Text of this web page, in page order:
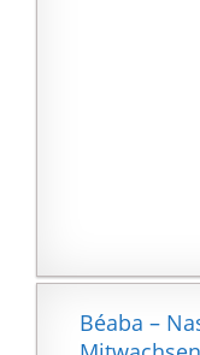
Béaba –